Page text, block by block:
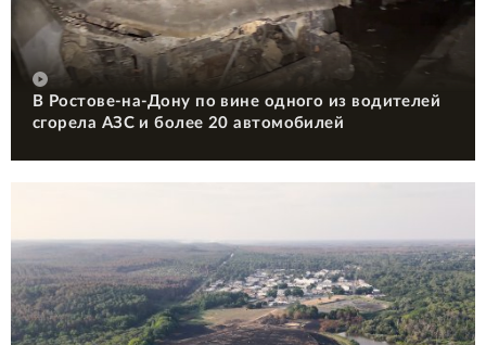
В Ростове-на-Дону по вине одного из водителей
сгорела АЗС и более 20 автомобилей